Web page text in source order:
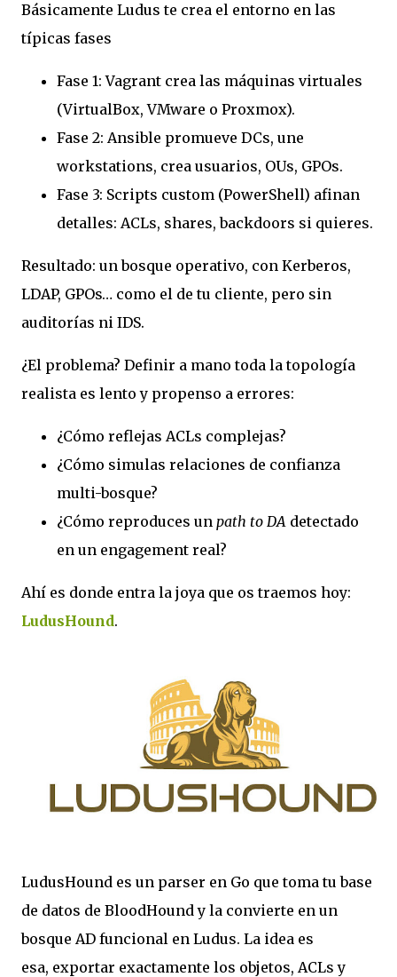
Básicamente Ludus te crea el entorno en las
típicas fases
Fase 1: Vagrant crea las máquinas virtuales
(VirtualBox, VMware o Proxmox).
Fase 2: Ansible promueve DCs, une
workstations, crea usuarios, OUs, GPOs.
Fase 3: Scripts custom (PowerShell) afinan
detalles: ACLs, shares, backdoors si quieres.
Resultado: un bosque operativo, con Kerberos,
LDAP, GPOs… como el de tu cliente, pero sin
auditorías ni IDS.
¿El problema? Definir a mano toda la topología
realista es lento y propenso a errores:
¿Cómo reflejas ACLs complejas?
¿Cómo simulas relaciones de confianza
multi-bosque?
¿Cómo reproduces un path to DA detectado
en un engagement real?
Ahí es donde entra la joya que os traemos hoy:
LudusHound.
LudusHound es un parser en Go que toma tubase
de datos de BloodHoundy la convierte en un
bosque AD funcional en Ludus. La idea es
esa, exportar exactamente los objetos, ACLs y